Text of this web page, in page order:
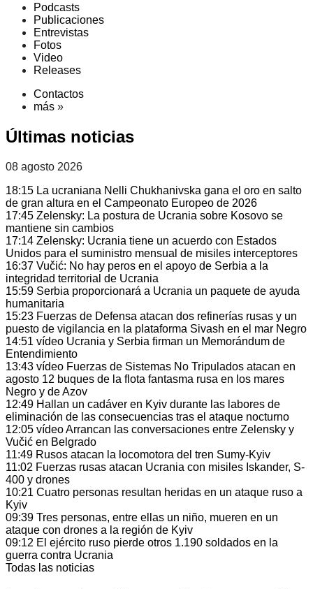
Podcasts
Publicaciones
Entrevistas
Fotos
Video
Releases
Contactos
más »
Últimas noticias
08 agosto 2026
18:15 La ucraniana Nelli Chukhanivska gana el oro en salto
de gran altura en el Campeonato Europeo de 2026
17:45 Zelensky: La postura de Ucrania sobre Kosovo se
mantiene sin cambios
17:14 Zelensky: Ucrania tiene un acuerdo con Estados
Unidos para el suministro mensual de misiles interceptores
16:37 Vučić: No hay peros en el apoyo de Serbia a la
integridad territorial de Ucrania
15:59 Serbia proporcionará a Ucrania un paquete de ayuda
humanitaria
15:23 Fuerzas de Defensa atacan dos refinerías rusas y un
puesto de vigilancia en la plataforma Sivash en el mar Negro
14:51 vídeo Ucrania y Serbia firman un Memorándum de
Entendimiento
13:43 vídeo Fuerzas de Sistemas No Tripulados atacan en
agosto 12 buques de la flota fantasma rusa en los mares
Negro y de Azov
12:49 Hallan un cadáver en Kyiv durante las labores de
eliminación de las consecuencias tras el ataque nocturno
12:05 vídeoArrancan las conversaciones entre Zelensky y
Vučić en Belgrado
11:49 Rusos atacan la locomotora del tren Sumy-Kyiv
11:02 Fuerzas rusas atacan Ucrania con misiles Iskander, S-
400 y drones
10:21 Cuatro personas resultan heridas en un ataque ruso a
Kyiv
09:39 Tres personas, entre ellas un niño, mueren en un
ataque con drones a la región de Kyiv
09:12 El ejército ruso pierde otros 1.190 soldados en la
guerra contra Ucrania
Todas las noticias